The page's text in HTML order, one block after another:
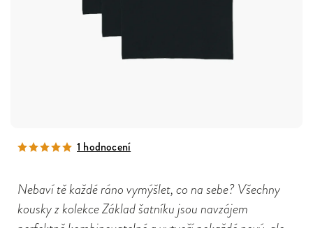
1 hodnocení
Nebaví tě každé ráno vymýšlet, co na sebe? Všechny
kousky z kolekce Základ šatníku jsou navzájem